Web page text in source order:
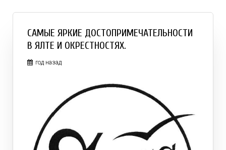
САМЫЕ ЯРКИЕ ДОСТОПРИМЕЧАТЕЛЬНОСТИ
В ЯЛТЕ И ОКРЕСТНОСТЯХ.
год назад